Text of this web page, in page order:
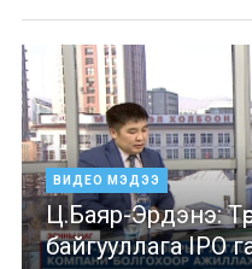
ВИДЕО МЭДЭЭ
Ц.Баяр-Эрдэнэ:
байгууллага IPO